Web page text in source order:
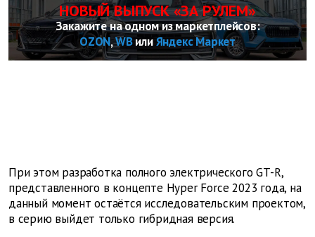
НОВЫЙ ВЫПУСК «ЗА РУЛЕМ»
Закажите на одном из маркетплейсов:
OZON,WBилиЯндекс Маркет
При этом разработка полного электрического GT-R,
представленного в концепте Hyper Force 2023 года, на
данный момент остаётся исследовательским проектом,
в серию выйдет только гибридная версия.